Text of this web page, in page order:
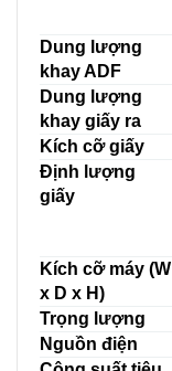
Dung lượng
khay ADF
Dung lượng
khay giấy ra
Kích cỡ giấy
Định lượng
giấy
Kích cỡ máy (W
x D x H)
Trọng lượng
Nguồn điện